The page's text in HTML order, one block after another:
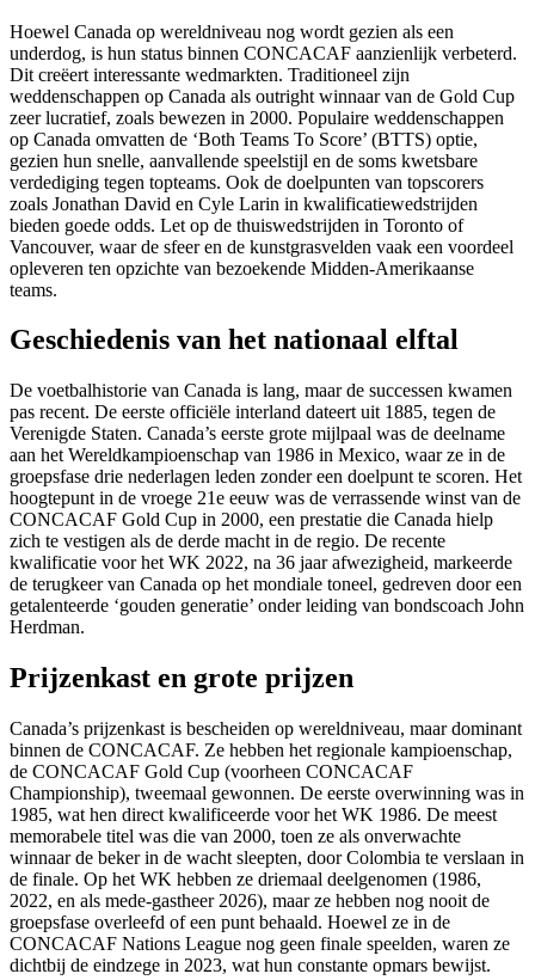
Hoewel Canada op wereldniveau nog wordt gezien als een
underdog, is hun status binnen CONCACAF aanzienlijk verbeterd.
Dit creëert interessante wedmarkten. Traditioneel zijn
weddenschappen op Canada als outright winnaar van de Gold Cup
zeer lucratief, zoals bewezen in 2000. Populaire weddenschappen
op Canada omvatten de ‘Both Teams To Score’ (BTTS) optie,
gezien hun snelle, aanvallende speelstijl en de soms kwetsbare
verdediging tegen topteams. Ook de doelpunten van topscorers
zoals Jonathan David en Cyle Larin in kwalificatiewedstrijden
bieden goede odds. Let op de thuiswedstrijden in Toronto of
Vancouver, waar de sfeer en de kunstgrasvelden vaak een voordeel
opleveren ten opzichte van bezoekende Midden-Amerikaanse
teams.
Geschiedenis van het nationaal elftal
De voetbalhistorie van Canada is lang, maar de successen kwamen
pas recent. De eerste officiële interland dateert uit 1885, tegen de
Verenigde Staten. Canada’s eerste grote mijlpaal was de deelname
aan het Wereldkampioenschap van 1986 in Mexico, waar ze in de
groepsfase drie nederlagen leden zonder een doelpunt te scoren. Het
hoogtepunt in de vroege 21e eeuw was de verrassende winst van de
CONCACAF Gold Cup in 2000, een prestatie die Canada hielp
zich te vestigen als de derde macht in de regio. De recente
kwalificatie voor het WK 2022, na 36 jaar afwezigheid, markeerde
de terugkeer van Canada op het mondiale toneel, gedreven door een
getalenteerde ‘gouden generatie’ onder leiding van bondscoach John
Herdman.
Prijzenkast en grote prijzen
Canada’s prijzenkast is bescheiden op wereldniveau, maar dominant
binnen de CONCACAF. Ze hebben het regionale kampioenschap,
de CONCACAF Gold Cup (voorheen CONCACAF
Championship), tweemaal gewonnen. De eerste overwinning was in
1985, wat hen direct kwalificeerde voor het WK 1986. De meest
memorabele titel was die van 2000, toen ze als onverwachte
winnaar de beker in de wacht sleepten, door Colombia te verslaan in
de finale. Op het WK hebben ze driemaal deelgenomen (1986,
2022, en als mede-gastheer 2026), maar ze hebben nog nooit de
groepsfase overleefd of een punt behaald. Hoewel ze in de
CONCACAF Nations League nog geen finale speelden, waren ze
dichtbij de eindzege in 2023, wat hun constante opmars bewijst.